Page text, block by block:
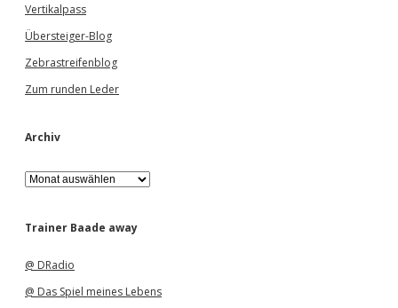
Vertikalpass
Übersteiger-Blog
Zebrastreifenblog
Zum runden Leder
Archiv
A
r
h
Trainer Baade away
@ DRadio
@ Das Spiel meines Lebens